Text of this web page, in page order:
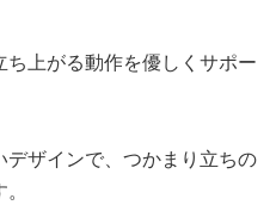
上がる動作を優しくサポー
ザインで、つかまり立ちの